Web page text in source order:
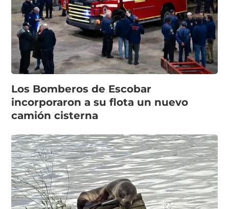
Los Bomberos de Escobar
incorporaron a su flota un nuevo
camión cisterna